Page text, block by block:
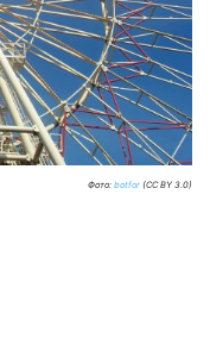
Фото: botfor (CC BY 3.0)